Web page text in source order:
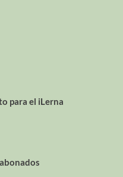
para el iLerna